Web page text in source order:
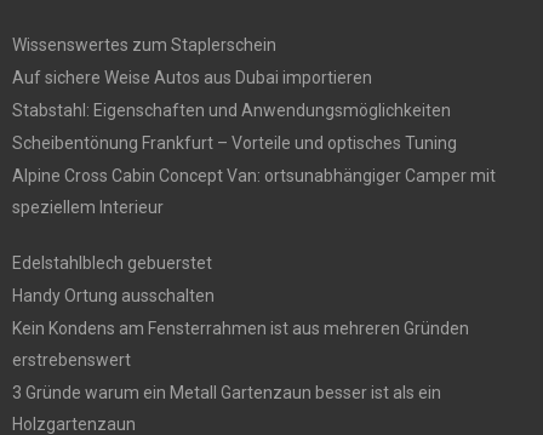
Wissenswertes zum Staplerschein
Auf sichere Weise Autos aus Dubai importieren
Stabstahl: Eigenschaften und Anwendungsmöglichkeiten
Scheibentönung Frankfurt – Vorteile und optisches Tuning
Alpine Cross Cabin Concept Van: ortsunabhängiger Camper mit
speziellem Interieur
Edelstahlblech gebuerstet
Handy Ortung ausschalten
Kein Kondens am Fensterrahmen ist aus mehreren Gründen
erstrebenswert
3 Gründe warum ein Metall Gartenzaun besser ist als ein
Holzgartenzaun